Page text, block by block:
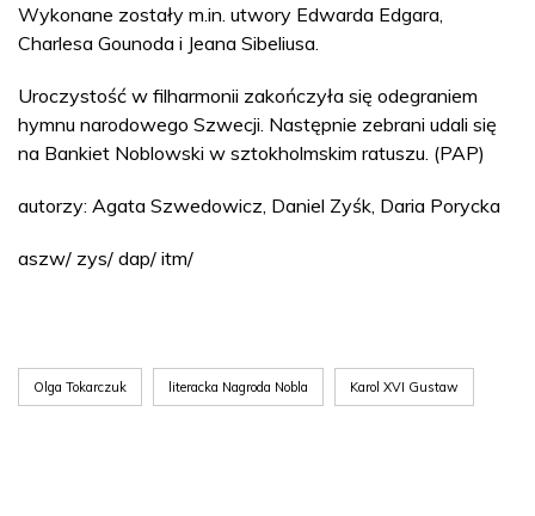
Wykonane zostały m.in. utwory Edwarda Edgara,
Charlesa Gounoda i Jeana Sibeliusa.
Uroczystość w filharmonii zakończyła się odegraniem
hymnu narodowego Szwecji. Następnie zebrani udali się
na Bankiet Noblowski w sztokholmskim ratuszu. (PAP)
autorzy: Agata Szwedowicz, Daniel Zyśk, Daria Porycka
aszw/ zys/ dap/ itm/
Olga Tokarczuk literacka Nagroda Nobla Karol XVI Gustaw